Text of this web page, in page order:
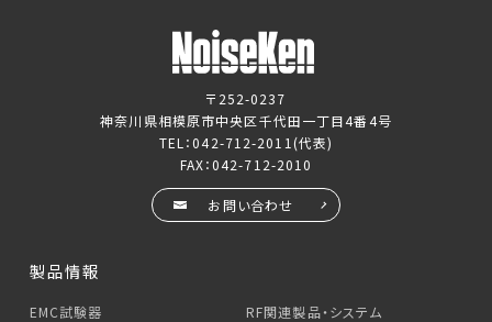
〒252-0237
神奈川県相模原市中央区千代田一丁目4番4号
TEL：042-712-2011 (代表)
FAX：042-712-2010
お問い合わせ
製品情報
EMC試験器
RF関連製品・システム